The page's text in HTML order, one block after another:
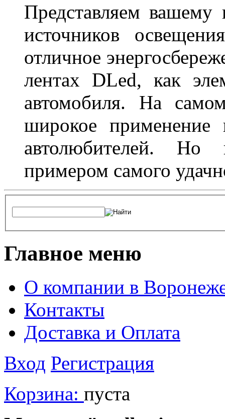
Представляем
источников
отличное
лентах DLed, как
автомобиля. На
широкое
автолюбителей. Но
примером самого
Главное меню
О компании в
Контакты
Доставка и Оплата
Вход Регистрация
Корзина: пуста